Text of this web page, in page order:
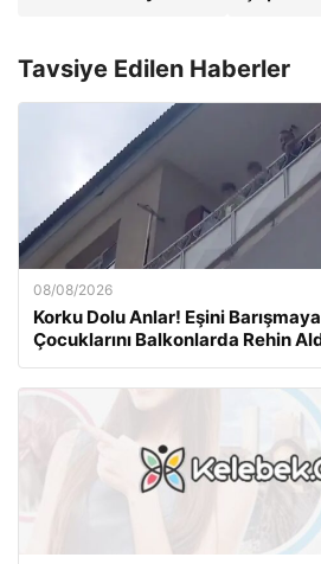
Tavsiye Edilen Haberler
08/08/2026
Korku Dolu Anlar! Eşini
Çocuklarını Balkonlarda Rehin